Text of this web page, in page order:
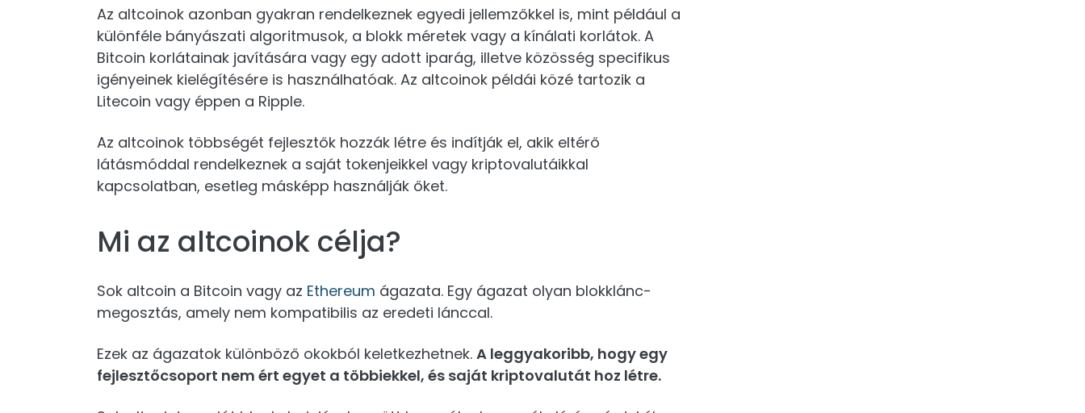
Az altcoinok azonban gyakran rendelkeznek egyedi jellemzőkkel is, mint például a
különféle bányászati algoritmusok, a blokk méretek vagy a kínálati korlátok. A
Bitcoin korlátainak javítására vagy egy adott iparág, illetve közösség specifikus
igényeinek kielégítésére is használhatóak. Az altcoinok példái közé tartozik a
Litecoin vagy éppen a Ripple.
Az altcoinok többségét fejlesztők hozzák létre és indítják el, akik eltérő
látásmóddal rendelkeznek a saját tokenjeikkel vagy kriptovalutáikkal
kapcsolatban, esetleg másképp használják őket.
Mi az altcoinok célja?
Sok altcoin a Bitcoin vagy az Ethereum ágazata. Egy ágazat olyan blokklánc-
megosztás, amely nem kompatibilis az eredeti lánccal.
Ezek az ágazatok különböző okokból keletkezhetnek. A leggyakoribb, hogy egy
fejlesztőcsoport nem ért egyet a többiekkel, és saját kriptovalutát hoz létre.